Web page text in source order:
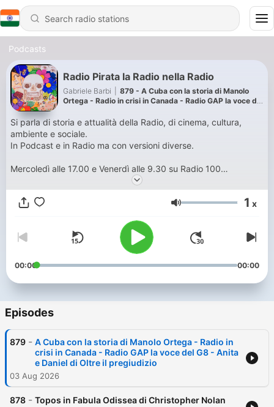
Podcasts
Radio Pirata la Radio nella Radio
Gabriele Barbi
879 - A Cuba con la storia di Manolo
Ortega - Radio in crisi in Canada - Radio GAP la voce del
Si parla di storia e attualità della Radio, di cinema, cultura,
ambiente e sociale.
In Podcast e in Radio ma con versioni diverse.
Mercoledì alle 17.00 e Venerdì alle 9.30 su Radio 100
Su
Contrario” il Lunedì, Mercoledì e Venerdì alle ore 10.00, “Radio
Pirata, La Storia della Radio” il lunedì alle 22.30 e il venerdì alle
SuRadiocom.TVla domenica alle 21.00 “Radio Pirata, La Storia
Per informazioni o suggerimenti scriveteci a
audionautix.com
Volume 1 x
00:00 00:00
Episodes
879 - A Cuba con la storia di Manolo Ortega - Radio in
crisi in Canada - Radio GAP la voce del G8 - Anita
e Daniel di Oltre il pregiudizio
03 Aug 2026
878 - Topos in Fabula Odissea di Christopher Nolan